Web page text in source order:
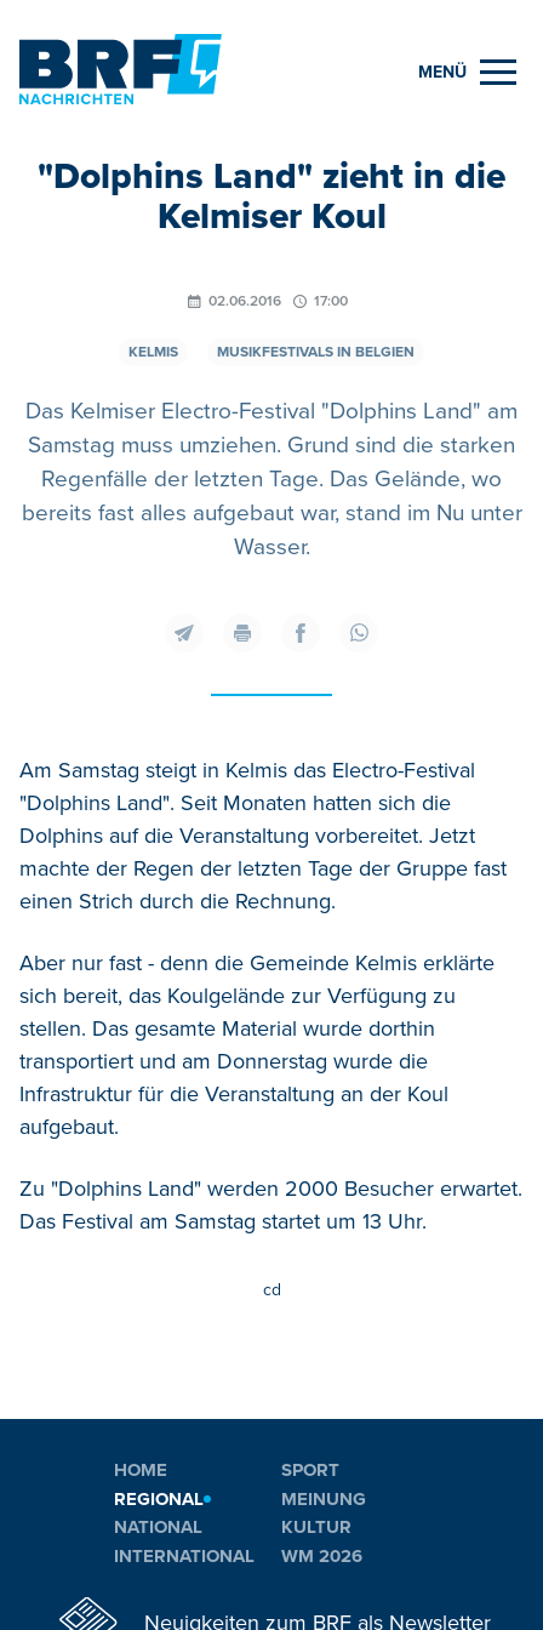
MENÜ
"Dolphins Land" zieht in die
Kelmiser Koul
02.06.2016 17:00
KELMIS MUSIKFESTIVALS IN BELGIEN
Das Kelmiser Electro-Festival "Dolphins Land" am
Samstag muss umziehen. Grund sind die starken
Regenfälle der letzten Tage. Das Gelände, wo
bereits fast alles aufgebaut war, stand im Nu unter
Wasser.
Am Samstag steigt in Kelmis das Electro-Festival
"Dolphins Land". Seit Monaten hatten sich die
Dolphins auf die Veranstaltung vorbereitet. Jetzt
machte der Regen der letzten Tage der Gruppe fast
einen Strich durch die Rechnung.
Aber nur fast - denn die Gemeinde Kelmis erklärte
sich bereit, das Koulgelände zur Verfügung zu
stellen. Das gesamte Material wurde dorthin
transportiert und am Donnerstag wurde die
Infrastruktur für die Veranstaltung an der Koul
aufgebaut.
Zu "Dolphins Land" werden 2000 Besucher erwartet.
Das Festival am Samstag startet um 13 Uhr.
cd
HOME
REGIONAL
NATIONAL
INTERNATIONAL
SPORT
MEINUNG
KULTUR
WM 2026
Neuigkeiten zum BRF als Newsletter